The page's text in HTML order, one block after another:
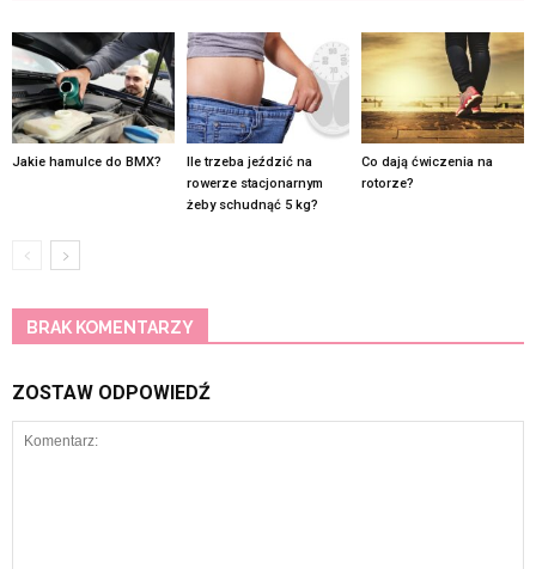
Jakie hamulce do BMX?
Ile trzeba jeździć na
rowerze stacjonarnym
żeby schudnąć 5 kg?
Co dają ćwiczenia na
rotorze?
BRAK KOMENTARZY
ZOSTAW ODPOWIEDŹ